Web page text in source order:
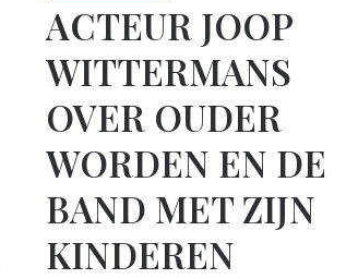
ACTEUR JOOP
WITTERMANS
OVER OUDER
WORDEN EN DE
BAND MET ZIJN
KINDEREN